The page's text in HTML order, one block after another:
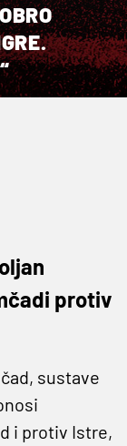
protiv
sustave
i protiv Istre,